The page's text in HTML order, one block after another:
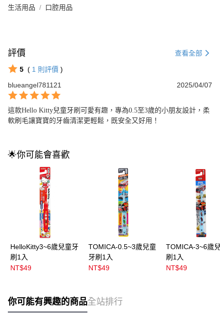
生活用品 口腔用品
評價 查看全部
5 ( 1 則評價 )
blueangel781121
2025/04/07
這款Hello Kitty兒童牙刷可愛有趣，專為0.5至3歲的小朋友設計，柔
軟刷毛讓寶寶的牙齒清潔更輕鬆，既安全又好用！
🌟你可能會喜歡
HelloKitty3~6歲兒童牙
刷1入
NT$49
TOMICA-0.5~3歲兒童
牙刷1入
NT$49
TOMICA-3~6歲
刷1入
NT$49
你可能有興趣的商品全站排行